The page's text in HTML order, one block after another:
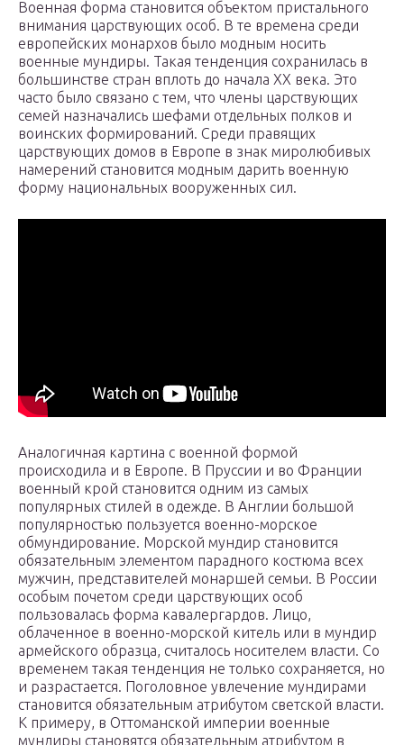
Военная форма становится объектом пристального
внимания царствующих особ. В те времена среди
европейских монархов было модным носить
военные мундиры. Такая тенденция сохранилась в
большинстве стран вплоть до начала XX века. Это
часто было связано с тем, что члены царствующих
семей назначались шефами отдельных полков и
воинских формирований. Среди правящих
царствующих домов в Европе в знак миролюбивых
намерений становится модным дарить военную
форму национальных вооруженных сил.
Аналогичная картина с военной формой
происходила и в Европе. В Пруссии и во Франции
военный крой становится одним из самых
популярных стилей в одежде. В Англии большой
популярностью пользуется военно-морское
обмундирование. Морской мундир становится
обязательным элементом парадного костюма всех
мужчин, представителей монаршей семьи. В России
особым почетом среди царствующих особ
пользовалась форма кавалергардов. Лицо,
облаченное в военно-морской китель или в мундир
армейского образца, считалось носителем власти. Со
временем такая тенденция не только сохраняется, но
и разрастается. Поголовное увлечение мундирами
становится обязательным атрибутом светской власти.
К примеру, в Оттоманской империи военные
мундиры становятся обязательным атрибутом в